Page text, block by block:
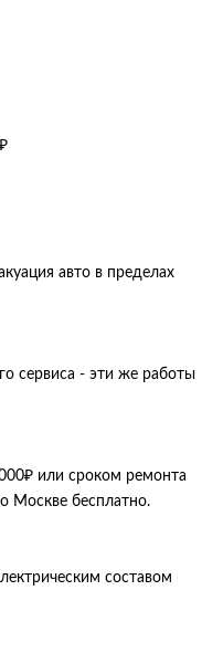
авто в пределах
сервиса - эти же работы
или сроком ремонта
Москве бесплатно.
составом